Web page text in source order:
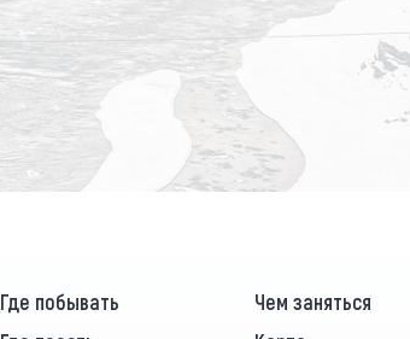
Где побывать Чем заняться